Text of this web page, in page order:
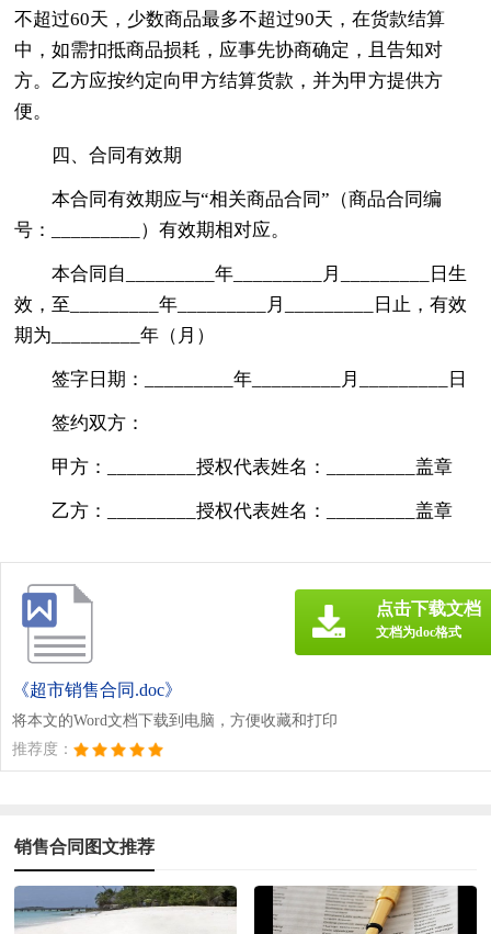
不超过60天，少数商品最多不超过90天，在货款结算
中，如需扣抵商品损耗，应事先协商确定，且告知对
方。乙方应按约定向甲方结算货款，并为甲方提供方
便。
四、合同有效期
本合同有效期应与“相关商品合同”（商品合同编
号：_________）有效期相对应。
本合同自_________年_________月_________日生
效，至_________年_________月_________日止，有效
期为_________年（月）
签字日期：_________年_________月_________日
签约双方：
甲方：_________授权代表姓名：_________盖章
乙方：_________授权代表姓名：_________盖章
《超市销售合同.doc》
将本文的Word文档下载到电脑，方便收藏和打印
推荐度：
点击下载文档
文档为doc格式
销售合同图文推荐